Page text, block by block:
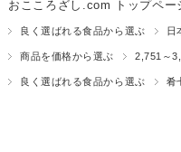
おこころざし.com トップペー
良く選ばれる食品から選ぶ 日
商品を価格から選ぶ 2,751～
良く選ばれる食品から選ぶ 肴